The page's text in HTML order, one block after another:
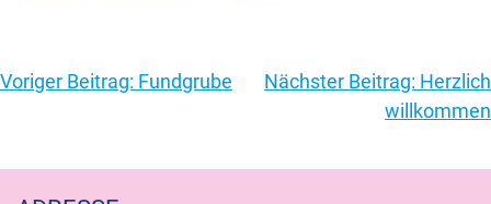
Beitragsnavigation
Voriger Beitrag: Fundgrube Nächster Beitrag: Herzlich
willkommen